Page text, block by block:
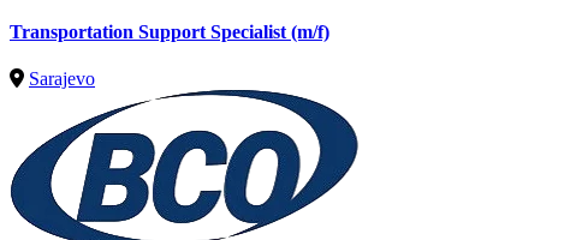
Transportation Support Specialist (m/f)
Sarajevo